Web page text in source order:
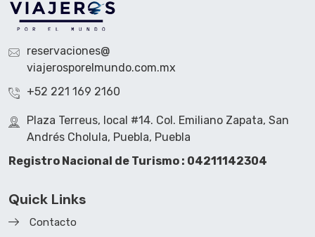
reservaciones@
viajerosporelmundo.com.mx
+52 221 169 2160
Plaza Terreus, local #14. Col. Emiliano Zapata, San
Andrés Cholula, Puebla, Puebla
Registro Nacional de Turismo : 04211142304
Quick Links
Contacto